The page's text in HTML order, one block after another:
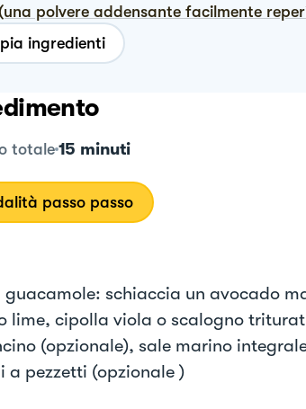
(una polvere addensante facilmente
ingredienti
totale 15 minuti
passo passo
guacamole: schiaccia un avocado
lime, cipolla viola o scalogno
(opzionale), sale marino
a pezzetti (opzionale )